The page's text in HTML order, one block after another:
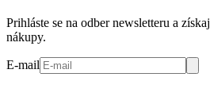
Prihláste se na odber newsletteru a
nákupy.
E-mail